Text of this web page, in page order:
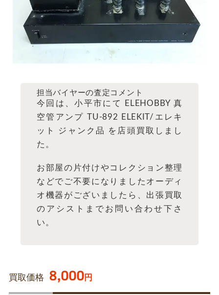
担当バイヤーの査定コメント
今回は、小平市にて ELEHOBBY 真
空管アンプ TU-892 ELEKIT/エレキ
ット ジャンク品 を店頭買取しまし
た。
お部屋の片付けやコレクション整理
などでご不要になりましたオーディ
オ機器がございましたら、出張買取
のアシストまでお問い合わせ下さ
い。
買取価格 8,000円